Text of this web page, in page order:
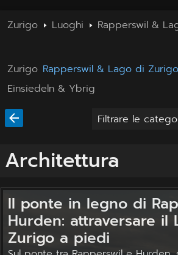
Zurigo Luoghi Rapperswil &
Zurigo Rapperswil & Lago di Zurigo
Einsiedeln & Ybrig
Filtrare le
Architettura
Il ponte in legno di
Hurden: attraversare il
Zurigo a piedi